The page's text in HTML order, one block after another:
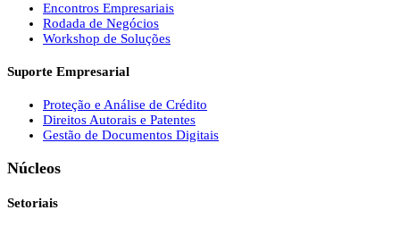
Encontros Empresariais
Rodada de Negócios
Workshop de Soluções
Suporte Empresarial
Proteção e Análise de Crédito
Direitos Autorais e Patentes
Gestão de Documentos Digitais
Núcleos
Setoriais